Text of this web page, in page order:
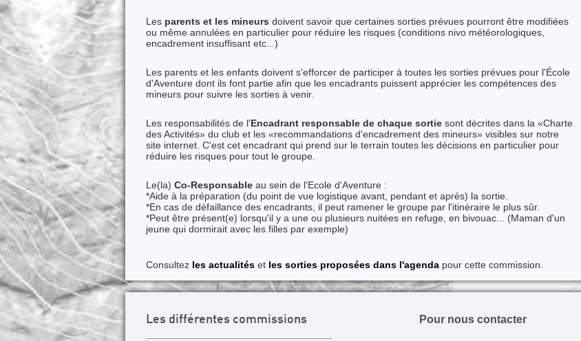
Les parents et les mineurs doivent savoir que certaines sorties prévues pourront être modifiées
ou même annulées en particulier pour réduire les risques (conditions nivo météorologiques,
encadrement insuffisant etc...)
Les parents et les enfants doivent s'efforcer de participer à toutes les sorties prévues pour l'École
d'Aventure dont ils font partie afin que les encadrants puissent apprécier les compétences des
mineurs pour suivre les sorties à venir.
Les responsabilités de l'Encadrant responsable de chaque sortie sont décrites dans la «Charte
des Activités» du club et les «recommandations d'encadrement des mineurs» visibles sur notre
site internet. C'est cet encadrant qui prend sur le terrain toutes les décisions en particulier pour
réduire les risques pour tout le groupe.
Le(la) Co-Responsable au sein de l'Ecole d'Aventure :
*Aide à la préparation (du point de vue logistique avant, pendant et après) la sortie.
*En cas de défaillance des encadrants, il peut ramener le groupe par l'itinéraire le plus sûr.
*Peut être présent(e) lorsqu'il y a une ou plusieurs nuitées en refuge, en bivouac... (Maman d'un
jeune qui dormirait avec les filles par exemple)
Consultez les actualités et les sorties proposées dans l'agenda pour cette commission.
Les différentes commissions Pour nous contacter